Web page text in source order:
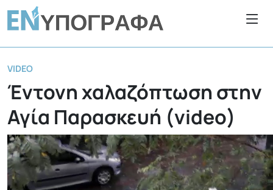
VIDEO
Έντονη χαλαζόπτωση στην
Αγία Παρασκευή (video)